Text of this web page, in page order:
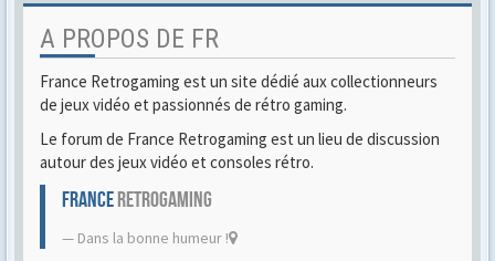
A PROPOS DE FR
France Retrogaming est un site dédié aux collectionneurs
de jeux vidéo et passionnés de rétro gaming.
Le forum de France Retrogaming est un lieu de discussion
autour des jeux vidéo et consoles rétro.
FRANCERETROGAMING
Dans la bonne humeur !